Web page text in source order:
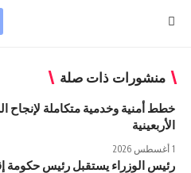
منشورات ذات صلة
خطط أمنية وخدمية متكاملة لإنجاح
الأربعينية
1 أغسطس 2026
رئيس الوزراء يستقبل رئيس حكومة